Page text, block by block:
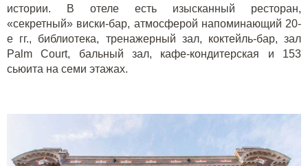
истории. В отеле есть изысканный ресторан,
«секретный» виски-бар, атмосферой напоминающий 20-
е гг., библиотека, тренажерный зал, коктейль-бар, зал
Palm
Court, бальный зал, кафе-кондитерская и 153
сьюита на семи этажах.